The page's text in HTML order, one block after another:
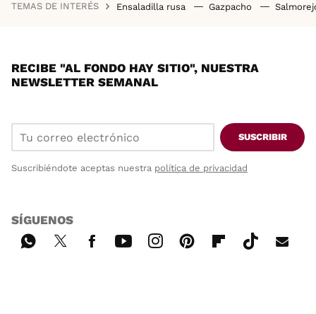
TEMAS DE INTERÉS Ensaladilla rusa Gazpacho
RECIBE "AL FONDO HAY SITIO", NUESTRA
NEWSLETTER SEMANAL
SUSCRIBIR
Suscribiéndote aceptas nuestra política de privacidad
SÍGUENOS